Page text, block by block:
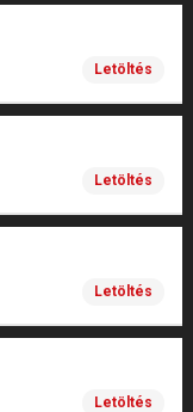
Letöltés
Letöltés
Letöltés
Letöltés